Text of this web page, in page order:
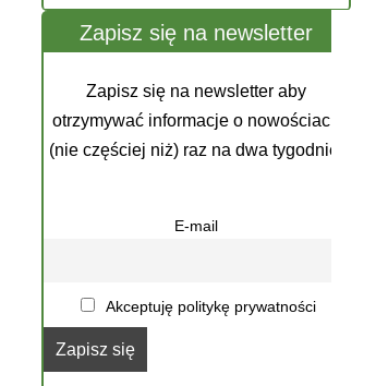
Zapisz się na newsletter
Zapisz się na newsletter aby
otrzymywać informacje o nowościach
(nie częściej niż) raz na dwa tygodnie.
E-mail
Akceptuję politykę prywatności